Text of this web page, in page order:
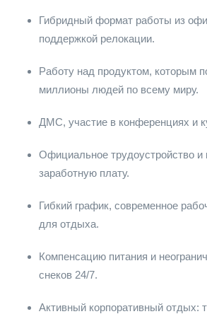
Гибридный формат работы из
поддержкой релокации.
Работу над продуктом, которым
миллионы людей по всему миру.
ДМС, участие в конференциях и
Официальное трудоустройство и
заработную плату.
Гибкий график, современное
для отдыха.
Компенсацию питания и
снеков 24/7.
Активный корпоративный отдых: